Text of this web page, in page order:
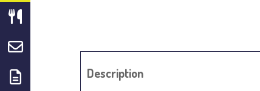
Description